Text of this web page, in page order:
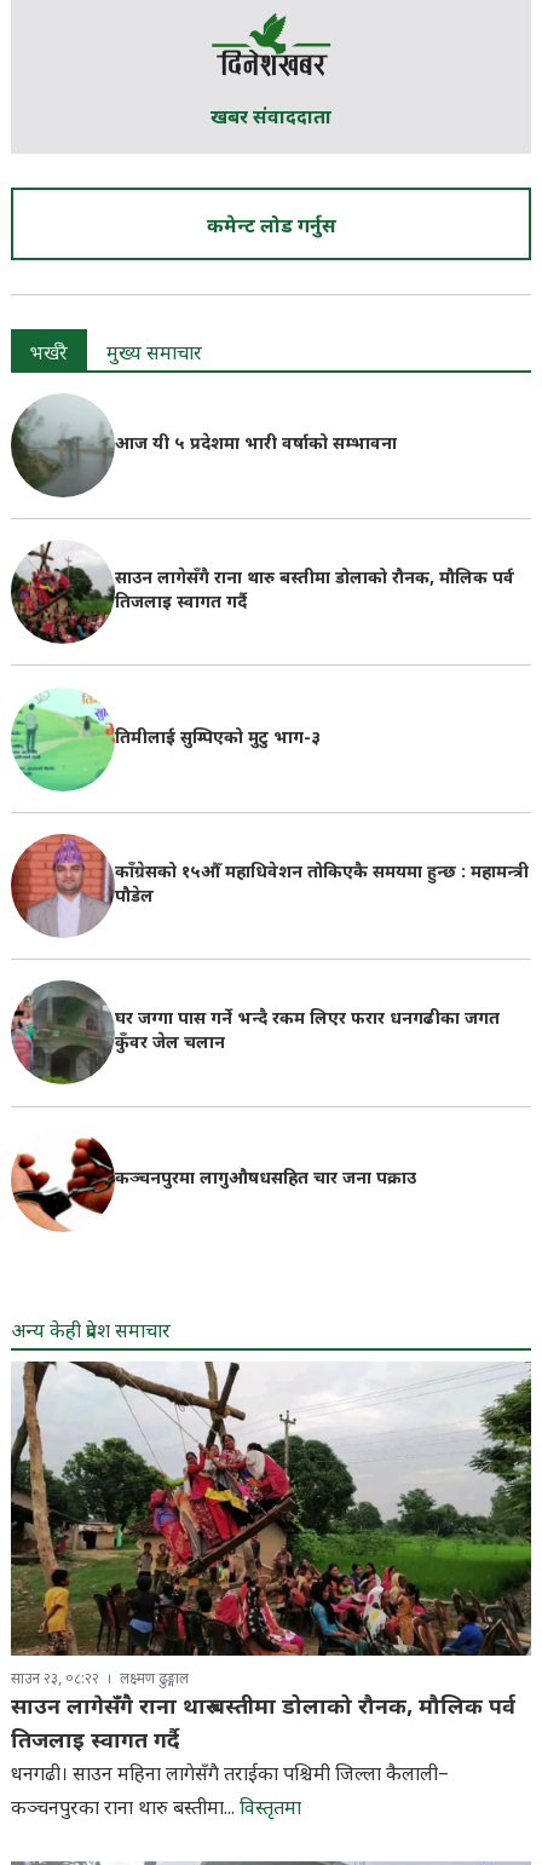
खबर संवाददाता
कमेन्ट लोड गर्नुस
भर्खरै मुख्य समाचार
आज यी ५ प्रदेशमा भारी वर्षाको सम्भावना
साउन लागेसँगै राना थारु बस्तीमा डोलाको रौनक, मौलिक पर्व
तिजलाइ स्वागत गर्दै
तिमीलाई सुम्पिएको मुटु भाग-३
काँग्रेसको १५औँ महाधिवेशन तोकिएकै समयमा हुन्छ : महामन्त्री
पौडेल
घर जग्गा पास गर्ने भन्दै रकम लिएर फरार धनगढीका जगत
कुँवर जेल चलान
कञ्चनपुरमा लागुऔषधसहित चार जना पक्राउ
अन्य केही प्रदेश समाचार
साउन २३, ०८:२२ लक्ष्मण ढुङ्गाल
साउन लागेसँगै राना थारु बस्तीमा डोलाको रौनक, मौलिक पर्व
तिजलाइ स्वागत गर्दै
धनगढी। साउन महिना लागेसँगै तराईका पश्चिमी जिल्ला कैलाली–
कञ्चनपुरका राना थारु बस्तीमा... विस्तृतमा